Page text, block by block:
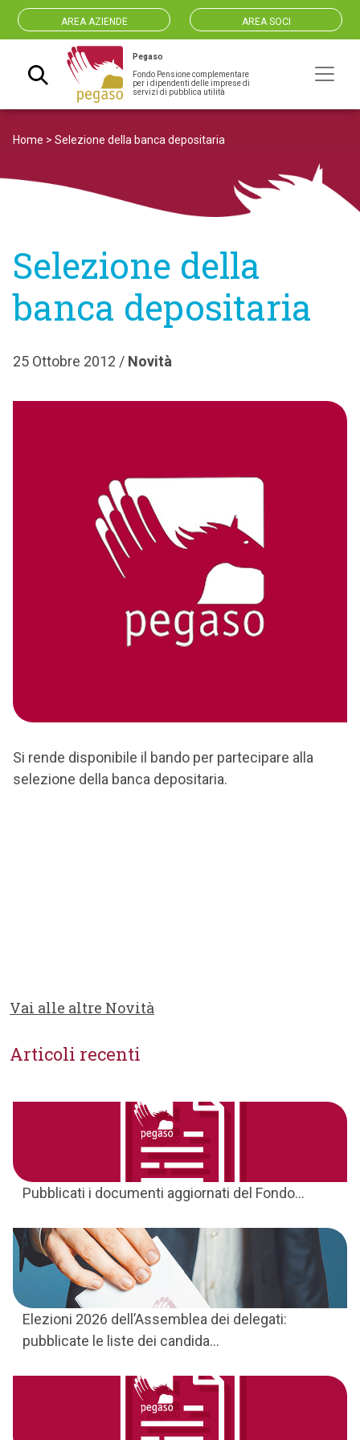
AREA AZIENDE AREA SOCI
Navigazione principale
Pegaso
Fondo Pensione complementare
per i dipendenti delle imprese di
servizi di pubblica utilità
Home > Selezione della banca depositaria
Selezione della
banca depositaria
25 Ottobre 2012 / Novità
Si rende disponibile il bando per partecipare alla
selezione della banca depositaria.
Vai alle altre Novità
Articoli recenti
Pubblicati i documenti aggiornati del Fondo...
Elezioni 2026 dell’Assemblea dei delegati:
pubblicate le liste dei candida...